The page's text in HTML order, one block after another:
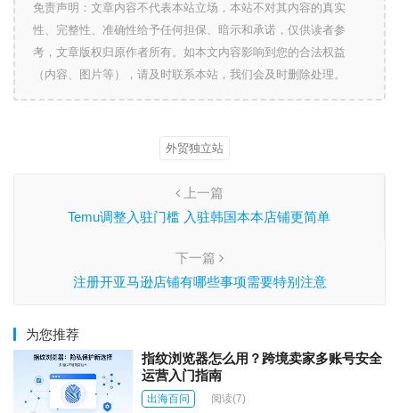
免责声明：文章内容不代表本站立场，本站不对其内容的真实
性、完整性、准确性给予任何担保、暗示和承诺，仅供读者参
考，文章版权归原作者所有。如本文内容影响到您的合法权益
（内容、图片等），请及时联系本站，我们会及时删除处理。
外贸独立站
上一篇
Temu调整入驻门槛 入驻韩国本本店铺更简单
下一篇
注册开亚马逊店铺有哪些事项需要特别注意
为您推荐
指纹浏览器怎么用？跨境卖家多账号安全
运营入门指南
出海百问 阅读(7)